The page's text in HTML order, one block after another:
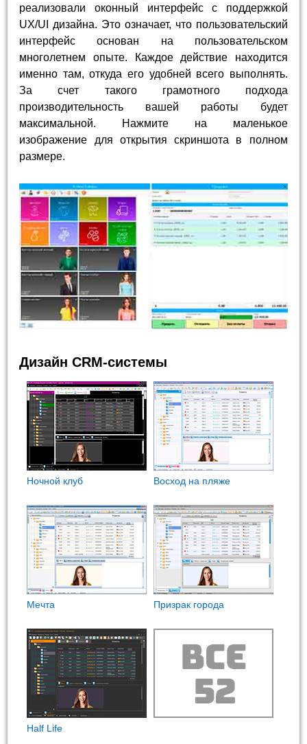
реализовали оконный интерфейс с поддержкой
UX/UI дизайна. Это означает, что пользовательский
интерфейс основан на пользовательском
многолетнем опыте. Каждое действие находится
именно там, откуда его удобней всего выполнять.
За счет такого грамотного подхода
производительность вашей работы будет
максимальной. Нажмите на маленькое
изображение для открытия скриншота в полном
размере.
Дизайн CRM-системы
Ночной клуб Восход на пляже
Мечта Призрак города
Half Life